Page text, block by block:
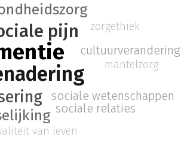
pijn
sociale wetenschappen
cultuurverandering
van leven
sociale relaties
zorgethiek
mantelzorg